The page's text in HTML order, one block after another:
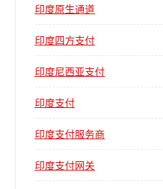
印度原生通道
印度四方支付
印度尼西亚支付
印度支付
印度支付服务商
印度支付网关